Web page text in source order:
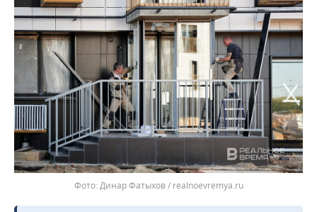
Динар Фатыхов / realnoevremya.ru